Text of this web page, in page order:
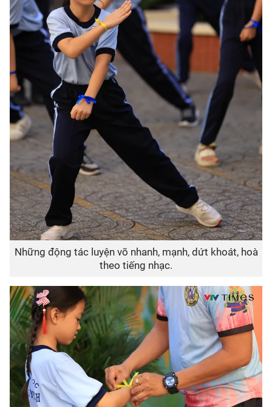
Những động tác luyện võ nhanh, mạnh, dứt khoát, hoà
theo tiếng nhạc.